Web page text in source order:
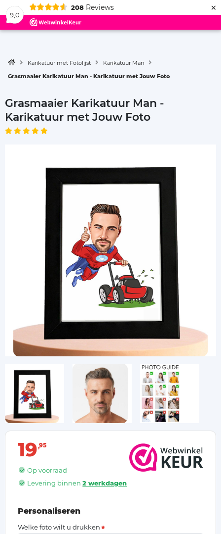
9,0
208 Reviews ×
Menu
Karikatuur met Fotolijst
Karikatuur Man
Grasmaaier Karikatuur Man - Karikatuur met Jouw Foto
Grasmaaier Karikatuur Man -
Karikatuur met Jouw Foto
19 95
Op voorraad
Levering binnen2 werkdagen
Personaliseren
Welke foto wilt u drukken